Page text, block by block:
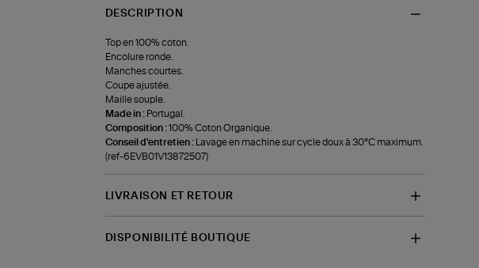
DESCRIPTION
Top en 100% coton.
Encolure ronde.
Manches courtes.
Coupe ajustée.
Maille souple.
Made in : Portugal.
Composition :100% Coton Organique.
Conseil d'entretien :
Lavage en machine sur cycle doux à 30°C maximum.
(ref-6EVB01V13872507)
LIVRAISON ET RETOUR
DISPONIBILITÉ BOUTIQUE